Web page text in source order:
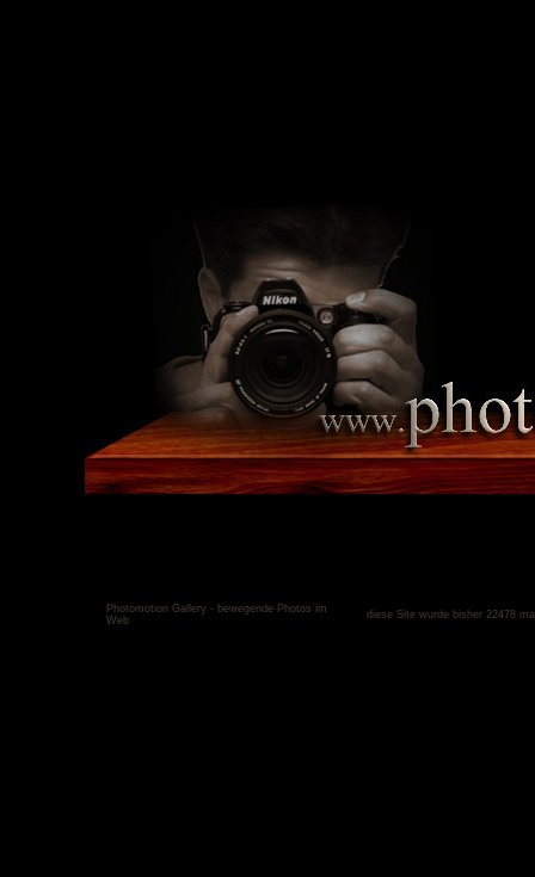
Photomotion Gallery - bewegende Photos im
Web
diese Site wurde bisher 22478